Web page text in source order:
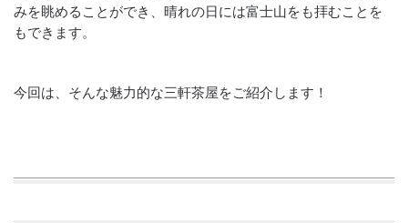
みを眺めることができ、晴れの日には富士山をも拝むことを
もできます。
今回は、そんな魅力的な三軒茶屋をご紹介します！